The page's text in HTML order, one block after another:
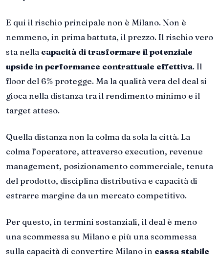
E qui il rischio principale non è Milano. Non è
nemmeno, in prima battuta, il prezzo. Il rischio vero
sta nella capacità di trasformare il potenziale
upside in performance contrattuale effettiva. Il
floor del 6% protegge. Ma la qualità vera del deal si
gioca nella distanza tra il rendimento minimo e il
target atteso.
Quella distanza non la colma da sola la città. La
colma l’operatore, attraverso execution, revenue
management, posizionamento commerciale, tenuta
del prodotto, disciplina distributiva e capacità di
estrarre margine da un mercato competitivo.
Per questo, in termini sostanziali, il deal è meno
una scommessa su Milano e più una scommessa
sulla capacità di convertire Milano in cassa stabile